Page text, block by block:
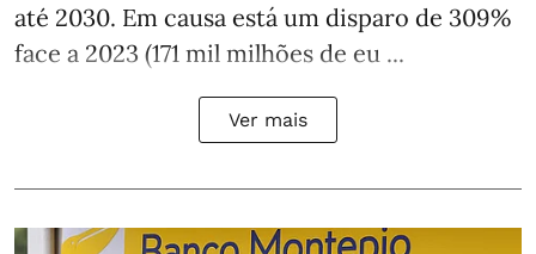
até 2030. Em causa está um disparo de 309%
face a 2023 (171 mil milhões de eu ...
Ver mais